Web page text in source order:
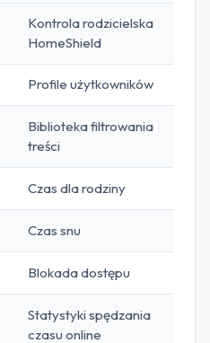
Kontrola rodzicielska
HomeShield
Profile użytkowników
Biblioteka filtrowania
treści
Czas dla rodziny
Czas snu
Blokada dostępu
Statystyki spędzania
czasu online